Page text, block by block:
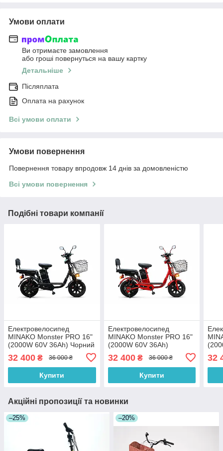
Умови оплати
Ви отримаєте замовлення
або гроші повернуться на вашу картку
Детальніше
Післяплата
Оплата на рахунок
Всі умови оплати
Умови повернення
Повернення товару впродовж 14 днів за домовленістю
Всі умови повернення
Подібні товари компанії
Eлектровелосипед
MINAKO Monster PRO 16"
(2000W 60V 36Ah) Чорний
32 400 ₴ 36 000 ₴
Купити
Eлектровелосипед
MINAKO Monster PRO 16"
(2000W 60V 36Ah)
32 400₴ 36 000 ₴
Купити
32
Акційні пропозиції та новинки
–25% –20%